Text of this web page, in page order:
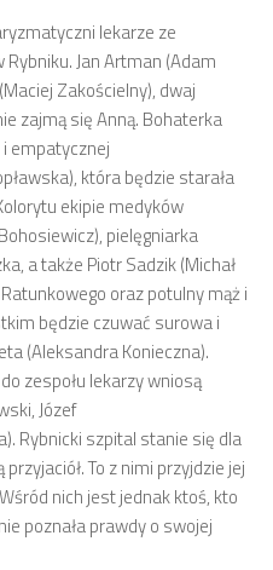
lekarze ze
Jan Artman (Adam
Zakościelny), dwaj
zajmą się Anną. Bohaterka
empatycznej
która będzie starała
ekipie medyków
pielęgniarka
a także Piotr Sadzik (Michał
oraz potulny mąż i
będzie czuwać surowa i
(Aleksandra Konieczna).
zespołu lekarzy wniosą
Józef
Rybnicki szpital stanie się dla
To z nimi przyjdzie jej
nich jest jednak ktoś, kto
poznała prawdy o swojej